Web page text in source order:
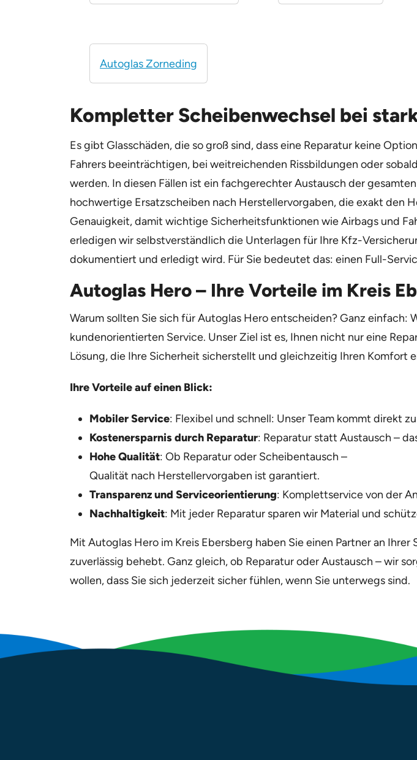
Autoglas Zorneding
Kompletter Scheibenwechsel bei
Es gibt Glasschäden, die so groß sind, dass eine Reparatur keine
Fahrers beeinträchtigen, bei weitreichenden Rissbildungen oder
werden. In diesen Fällen ist ein fachgerechter Austausch der
hochwertige Ersatzscheiben nach Herstellervorgaben, die exakt den
Genauigkeit, damit wichtige Sicherheitsfunktionen wie Airbags und
erledigen wir selbstverständlich die Unterlagen für Ihre Kfz-
dokumentiert und erledigt wird. Für Sie bedeutet das: einen Full-
Autoglas Hero – Ihre Vorteile im Kreis
Warum sollten Sie sich für Autoglas Hero entscheiden? Ganz einfach:
kundenorientierten Service. Unser Ziel ist es, Ihnen nicht nur eine
Lösung, die Ihre Sicherheit sicherstellt und gleichzeitig Ihren Komfort
Ihre Vorteile auf einen Blick:
Mobiler Service: Flexibel und schnell: Unser Team kommt direkt
Kostenersparnis durch Reparatur: Reparatur statt Austausch –
Hohe Qualität: Ob Reparatur oder Scheibentausch –
Qualität nach Herstellervorgaben ist garantiert.
Transparenz und Serviceorientierung: Komplettservice von der
Nachhaltigkeit: Mit jeder Reparatur sparen wir Material und
Mit Autoglas Hero im Kreis Ebersberg haben Sie einen Partner an
zuverlässig behebt. Ganz gleich, ob Reparatur oder Austausch – wir
wollen, dass Sie sich jederzeit sicher fühlen, wenn Sie unterwegs sind.